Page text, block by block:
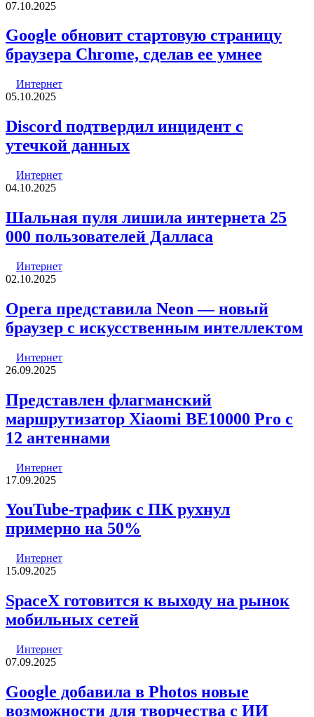
07.10.2025
Google обновит стартовую страницу
браузера Chrome, сделав ее умнее
Интернет
05.10.2025
Discord подтвердил инцидент с
утечкой данных
Интернет
04.10.2025
Шальная пуля лишила интернета 25
000 пользователей Далласа
Интернет
02.10.2025
Opera представила Neon — новый
браузер с искусственным интеллектом
Интернет
26.09.2025
Представлен флагманский
маршрутизатор Xiaomi BE10000 Pro с
12 антеннами
Интернет
17.09.2025
YouTube-трафик с ПК рухнул
примерно на 50%
Интернет
15.09.2025
SpaceX готовится к выходу на рынок
мобильных сетей
Интернет
07.09.2025
Google добавила в Photos новые
возможности для творчества с ИИ